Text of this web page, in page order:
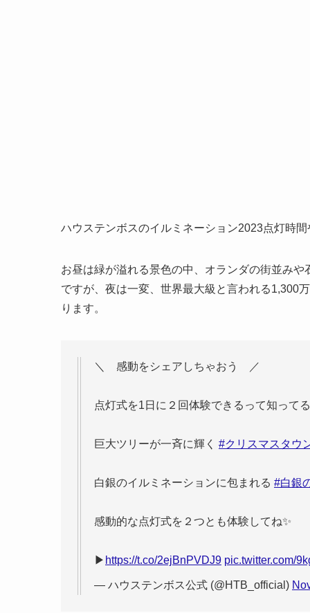
ハウステンボスのイルミネーション2023点灯時
お昼は緑が溢れる景色の中、オランダの街並み
ですが、夜は一変、世界最大級と言われる1,300
ります。
＼ 感動をシェアしちゃおう ／
点灯式を1日に２回体験できるって知って
巨大ツリーが一斉に輝く #クリスマスタウ
白銀のイルミネーションに包まれる #白銀
感動的な点灯式を２つとも体験してね✨
▶ https://t.co/2ejBnPVDJ9 pic.twitter.com/
— ハウステンボス公式 (@HTB_official)